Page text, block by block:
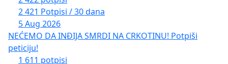
2 421 Potpisi / 30 dana
5 Aug 2026
NEĆEMO DA INĐIJA SMRDI NA CRKOTINU! Potpiši
peticiju!
1 611 potpisi